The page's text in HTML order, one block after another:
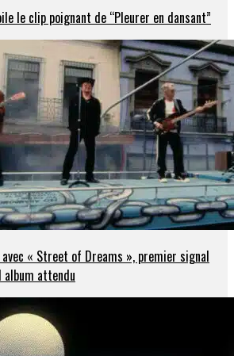
le clip poignant de “Pleurer en dansant”
« Street of Dreams », premier signal
album attendu